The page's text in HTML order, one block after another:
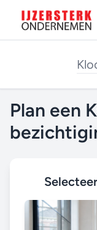
Plan een